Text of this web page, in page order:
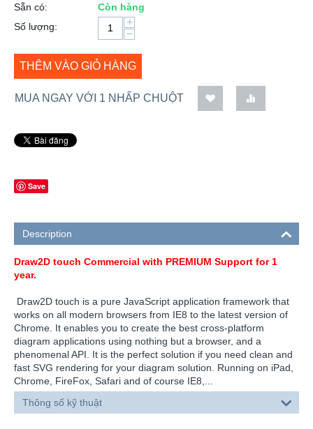
Sẵn có:
Còn hàng
Số lượng:
+
−
THÊM VÀO GIỎ HÀNG
MUA NGAY VỚI 1 NHẤP CHUỘT
Save
Description
Draw2D touch Commercial with PREMIUM Support for 1
year.
Draw2D touch is a pure JavaScript application framework that
works on all modern browsers from IE8 to the latest version of
Chrome. It enables you to create the best cross-platform
diagram applications using nothing but a browser, and a
phenomenal API. It is the perfect solution if you need clean and
fast SVG rendering for your diagram solution. Running on iPad,
Chrome, FireFox, Safari and of course IE8,...
Thông số kỹ thuật